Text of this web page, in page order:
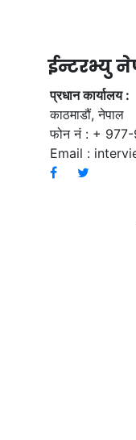
ईन्टरभ्यु
प्रधान कार्यालय :
काठमाडौं, नेपाल
फोन नं : + 977-
Email :